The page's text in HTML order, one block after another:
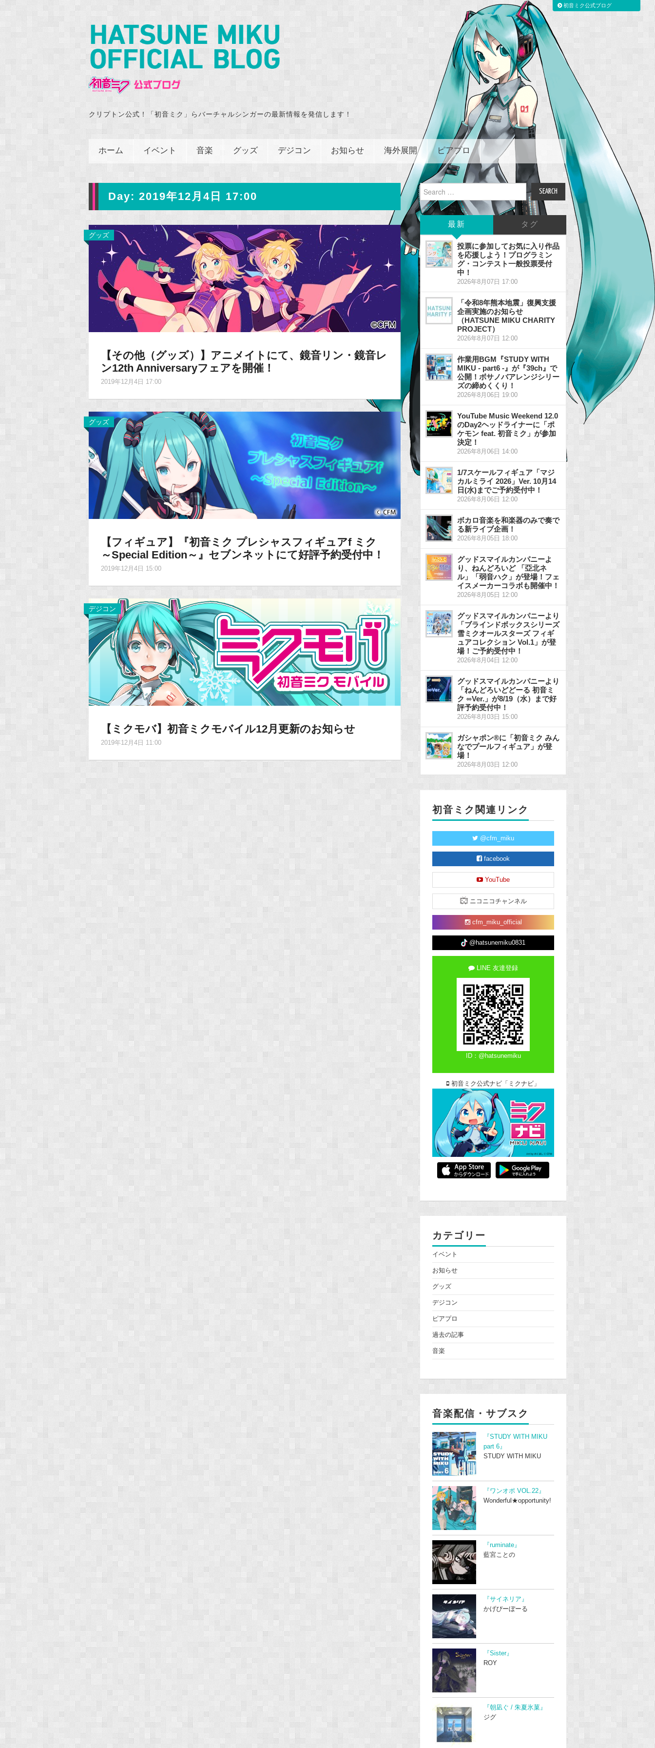
クリプトン公式！「初音ミク」らバーチャルシンガーの最新情報を発信します！
ホーム イベント 音楽 グッズ デジコン お知らせ 海外展開 ピアプロ
Day: 2019年12月4日 17:00
グッズ
【その他（グッズ）】アニメイトにて、鏡音リン・鏡音レ
ン12th Anniversaryフェアを開催！
2019年12月4日 17:00
グッズ
【フィギュア】『初音ミク プレシャスフィギュアf ミク
～Special Edition～』セブンネットにて好評予約受付中！
2019年12月4日 15:00
デジコン
【ミクモバ】初音ミクモバイル12月更新のお知らせ
2019年12月4日 11:00
Search
for:
最新 タグ
投票に参加してお気に入り作品
を応援しよう！プログラミン
グ・コンテスト一般投票受付
中！
2026年8月07日 17:00
「令和8年熊本地震」復興支援
企画実施のお知らせ
（HATSUNE MIKU CHARITY
PROJECT）
2026年8月07日 12:00
作業用BGM『STUDY WITH
MIKU - part6 -』が『39ch』で
公開！ボサノバアレンジシリー
ズの締めくくり！
2026年8月06日 19:00
YouTube Music Weekend 12.0
のDay2ヘッドライナーに「ポ
ケモン feat. 初音ミク」が参加
決定！
2026年8月06日 14:00
1/7スケールフィギュア「マジ
カルミライ 2026」Ver. 10月14
日(水)までご予約受付中！
2026年8月06日 12:00
ボカロ音楽を和楽器のみで奏で
る新ライブ企画！
2026年8月05日 18:00
グッドスマイルカンパニーよ
り、ねんどろいど 「亞北ネ
ル」「弱音ハク」が登場！フェ
イスメーカーコラボも開催中！
2026年8月05日 12:00
グッドスマイルカンパニーより
「ブラインドボックスシリーズ
雪ミクオールスターズ フィギ
ュアコレクション Vol.1」が登
場！ご予約受付中！
2026年8月04日 12:00
グッドスマイルカンパニーより
「ねんどろいどどーる 初音ミ
ク ∞Ver.」が8/19（水）まで好
評予約受付中！
2026年8月03日 15:00
ガシャポン®に「初音ミク みん
なでプールフィギュア」が登
場！
2026年8月03日 12:00
初音ミク関連リンク
@cfm_miku
facebook
YouTube
ニコニコチャンネル
cfm_miku_official
@hatsunemiku0831
LINE 友達登録
ID：@hatsunemiku
初音ミク公式ナビ「ミクナビ」
カテゴリー
イベント
お知らせ
グッズ
デジコン
ピアプロ
過去の記事
音楽
音楽配信・サブスク
『STUDY WITH MIKU
part 6』
STUDY WITH MIKU
『ワンオポ VOL.22』
Wonderful★opportunity!
『ruminate』
藍宮ことの
『サイネリア』
かげぴーぼーる
『Sister』
ROY
『朝凪ぐ / 朱夏氷菓』
ジグ
初音ミク公式ブログ